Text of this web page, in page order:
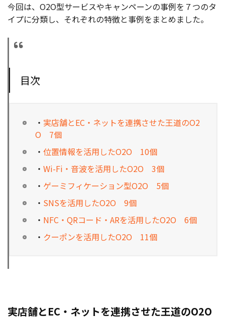
今回は、O2O型サービスやキャンペーンの事例を７つのタ
イプに分類し、それぞれの特徴と事例をまとめました。
目次
・ 実店舗とEC・ネットを連携させた王道のO2
O 7個
・ 位置情報を活用したO2O 10個
・ Wi-Fi・音波を活用したO2O 3個
・ ゲーミフィケーション型O2O 5個
・ SNSを活用したO2O 9個
・ NFC・QRコード・ARを活用したO2O 6個
・ クーポンを活用したO2O 11個
実店舗とEC・ネットを連携させた王道のO2O